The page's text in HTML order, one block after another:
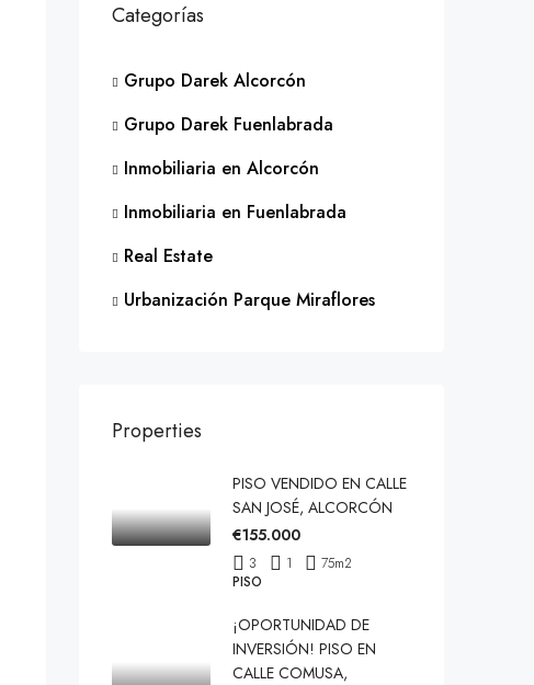
Categorías
Grupo Darek Alcorcón
Grupo Darek Fuenlabrada
Inmobiliaria en Alcorcón
Inmobiliaria en Fuenlabrada
Real Estate
Urbanización Parque Miraflores
Properties
PISO VENDIDO EN CALLE
SAN JOSÉ, ALCORCÓN
€155.000
3 1 75m2
PISO
¡OPORTUNIDAD DE
INVERSIÓN! PISO EN
CALLE COMUSA,